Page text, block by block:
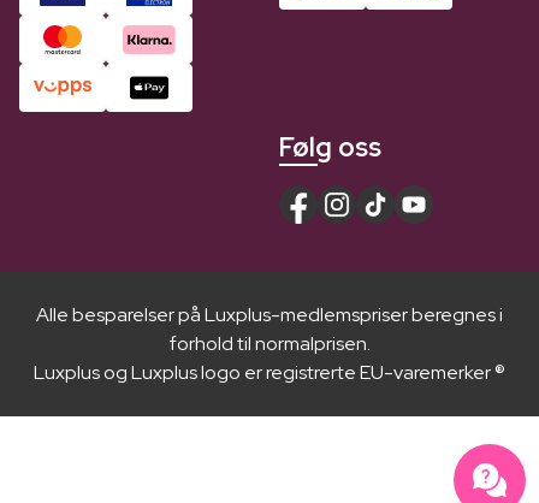
Følg oss
Alle besparelser på Luxplus-medlemspriser beregnes i
forhold til normalprisen.
Luxplus og Luxplus logo er registrerte EU-varemerker ®